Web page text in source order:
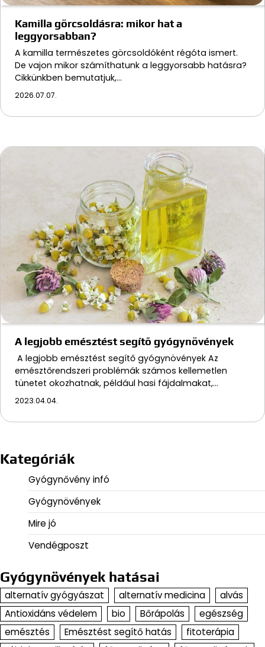
Kamilla görcsoldásra: mikor hat a
leggyorsabban?
A kamilla természetes görcsoldóként régóta ismert.
De vajon mikor számíthatunk a leggyorsabb hatásra?
Cikkünkben bemutatjuk,…
2026.07.07.
A legjobb emésztést segítő gyógynövények
A legjobb emésztést segítő gyógynövények Az
emésztőrendszeri problémák számos kellemetlen
tünetet okozhatnak, például hasi fájdalmakat,…
2023.04.04.
Kategóriák
Gyógynővény infó
Gyógynövények
Mire jó
Vendégposzt
Gyógynövények hatásai
alternatív gyógyászat alternatív medicina
alvás
Antioxidáns védelem
bio Bőrápolás
egészség
emésztés
Emésztést segítő hatás
fitoterápia